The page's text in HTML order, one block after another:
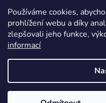
Používáme cookies,
prohlížení webu a díky
zlepšovali jeho funkce,
informací
Vložením e-mailu
osobních údajů
PŘIHLÁSIT SE